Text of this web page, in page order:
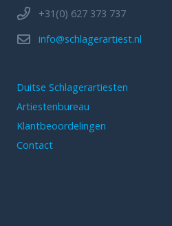
+31(0) 627 373 737
info@schlagerartiest.nl
Duitse Schlagerartiesten
Artiestenbureau
Klantbeoordelingen
Contact